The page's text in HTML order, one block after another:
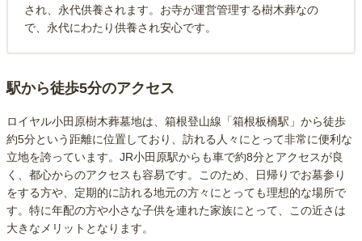
され、永代供養されます。お寺が運営管理する樹木葬なの
で、永代にわたり供養され安心です。
駅から徒歩5分のアクセス
ロイヤル小田原樹木葬墓地は、箱根登山線「箱根板橋駅」から徒歩
約5分という距離に位置しており、訪れる人々にとって非常に便利な
立地を誇っています。JR小田原駅からも車で約8分とアクセスが良
く、都心からのアクセスも容易です。このため、日帰りでお墓参り
をする方や、定期的に訪れる地元の方々にとっても理想的な場所で
す。特に年配の方や小さな子供を連れた家族にとって、この近さは
大きなメリットとなります。